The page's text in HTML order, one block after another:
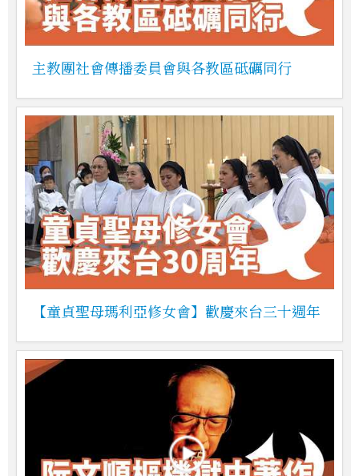
主教團社會傳播委員會與各教區砥礪同行
【童貞聖母瑪利亞修女會】歡慶來台三十週年